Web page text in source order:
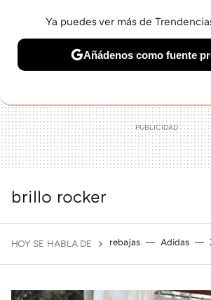
BELLEZA SHOPPING VIAJES
brillo rocker
HOY SE HABLA DE rebajas Adidas
Ya puedes ver más de
Añádenos como fuente